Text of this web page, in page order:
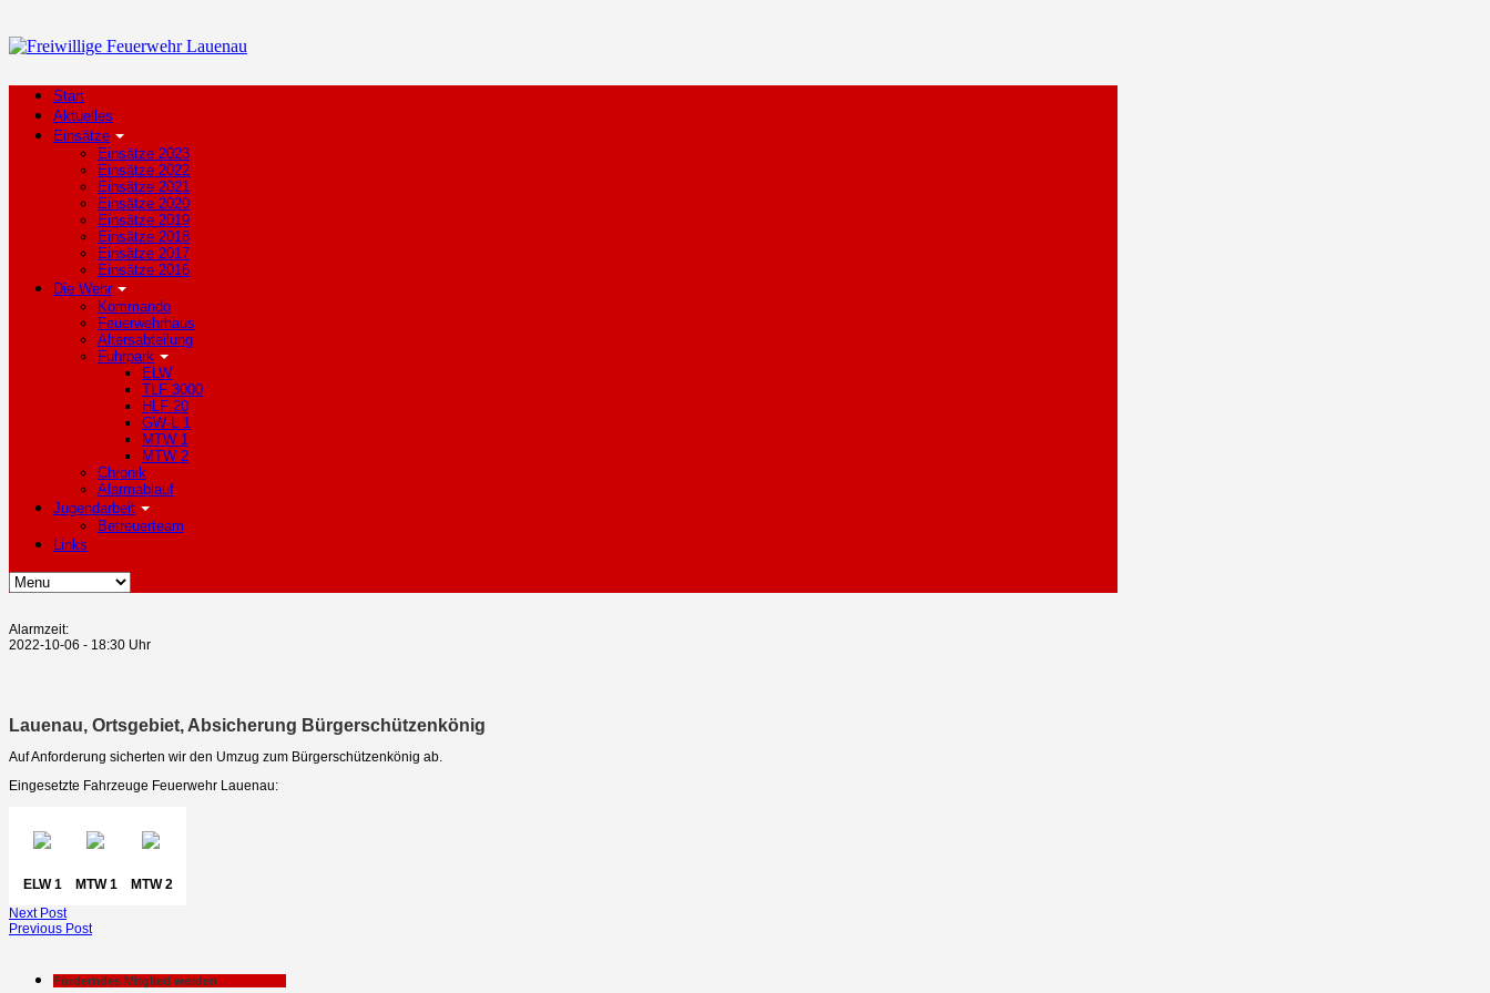
Start
Aktuelles
Einsätze
Einsätze 2023
Einsätze 2022
Einsätze 2021
Einsätze 2020
Einsätze 2019
Einsätze 2018
Einsätze 2017
Einsätze 2016
Die Wehr
Kommando
Feuerwehrhaus
Altersabteilung
Fuhrpark
ELW
TLF 3000
HLF 20
GW-L 1
MTW 1
MTW 2
Chronik
Alarmablauf
Jugendarbeit
Betreuerteam
Links
Alarmzeit:
2022-10-06 - 18:30 Uhr
Lauenau, Ortsgebiet, Absicherung Bürgerschützenkönig
Auf Anforderung sicherten wir den Umzug zum Bürgerschützenkönig ab.
Eingesetzte Fahrzeuge Feuerwehr Lauenau:
ELW 1 MTW 1
MTW 2
Next Post
Previous Post
Förderndes Mitglied werden